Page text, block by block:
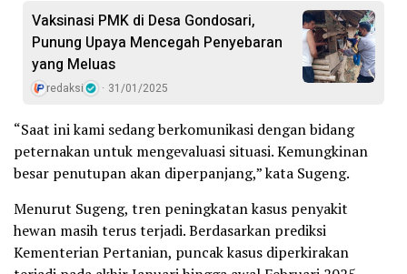
Vaksinasi PMK di Desa Gondosari,
Punung Upaya Mencegah Penyebaran
yang Meluas
redaksi 31/01/2025
“Saat ini kami sedang berkomunikasi dengan bidang
peternakan untuk mengevaluasi situasi. Kemungkinan
besar penutupan akan diperpanjang,” kata Sugeng.
Menurut Sugeng, tren peningkatan kasus penyakit
hewan masih terus terjadi. Berdasarkan prediksi
Kementerian Pertanian, puncak kasus diperkirakan